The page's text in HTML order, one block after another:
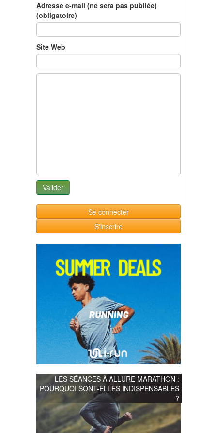
Adresse e-mail (ne sera pas publiée)
(obligatoire)
Site Web
Se connecter
S'inscrire
LES SÉANCES À ALLURE MARATHON :
POURQUOI SONT-ELLES INDISPENSABLES
?